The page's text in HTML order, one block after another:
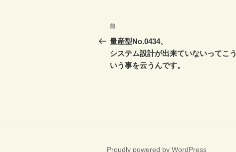
投
稿
ナ
ョ
前
の
投
稿
前
量産型No.0434、
システム設計が出来ていないってこう
いう事を云うんです。
Proudly powered by WordPress